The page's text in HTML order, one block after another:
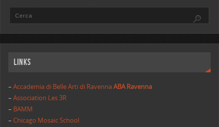
Links
– Accademia di Belle Arti di RavennaABA Ravenna
–Association Les 3R
– BAMM
–Chicago Mosaic School